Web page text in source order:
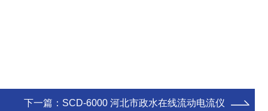
下一篇： SCD-6000 河北市政水在线流动电流仪